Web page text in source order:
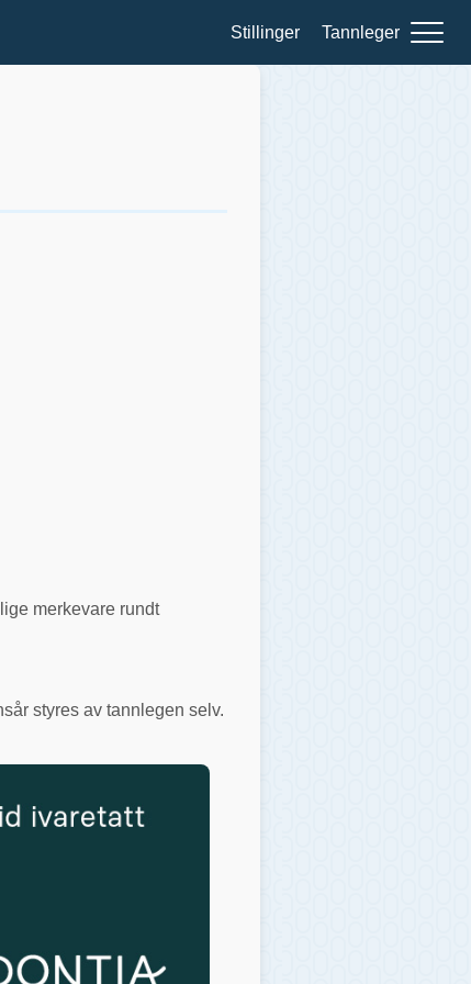
Stillinger Tannleger
merkevare rundt
styres av tannlegen selv.